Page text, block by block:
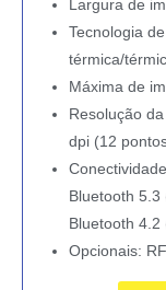
Largura de
Tecnologia
térmica/
Máxima de
Resolução
dpi (12
Bluetooth 5.3
Bluetooth 4.2
Opcionais: